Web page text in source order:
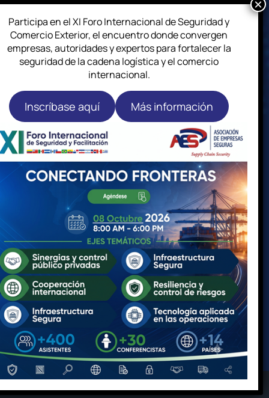
Participa en el XI Foro Internacional de Seguridad y
Comercio Exterior, el encuentro donde convergen
empresas, autoridades y expertos para fortalecer la
seguridad de la cadena logística y el comercio
internacional.
Inscríbase aquí Más información